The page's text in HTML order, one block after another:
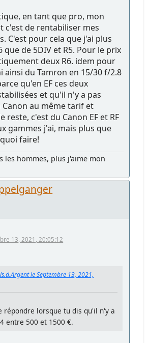
en tant que pro, mon
c'est de rentabiliser mes
C'est pour cela que j'ai plus
que de 5DIV et R5. Pour le prix
deux R6. idem pour
ainsi du Tamron en 15/30 f/2.8
qu'en EF ces deux
et qu'il n'y a pas
au même tarif et
reste, c'est du Canon EF et RF
gammes j'ai, mais plus que
faire!
les hommes, plus j'aime mon
13, 2021, 20:05:12
le Septembre 13, 2021,
répondre lorsque tu dis qu'il n'y a
entre 500 et 1500 €.